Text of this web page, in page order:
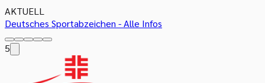
AKTUELL
Deutsches Sportabzeichen - Alle Infos
5